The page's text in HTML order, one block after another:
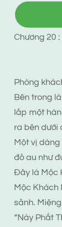
Chương 20
Phòng
Bên trong
lắp một
ra bên dưới
Một vị
đỏ au như
Đây là Mộc
Mộc Khách
sảnh.
“Này Phất